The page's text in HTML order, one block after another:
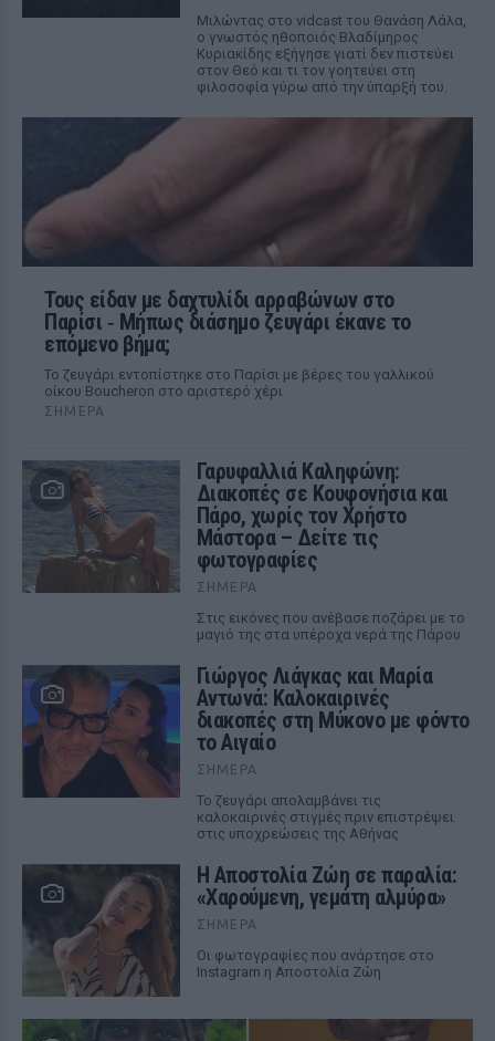
Μιλώντας στο vidcast του Θανάση Λάλα,
ο γνωστός ηθοποιός Βλαδίμηρος
Κυριακίδης εξήγησε γιατί δεν πιστεύει
στον Θεό και τι τον γοητεύει στη
φιλοσοφία γύρω από την ύπαρξή του.
Τους είδαν με δαχτυλίδι αρραβώνων στο
Παρίσι ‑ Μήπως διάσημο ζευγάρι έκανε το
επόμενο βήμα;
Το ζευγάρι εντοπίστηκε στο Παρίσι με βέρες του γαλλικού
οίκου Boucheron στο αριστερό χέρι
ΣΉΜΕΡΑ
Γαρυφαλλιά Καληφώνη:
Διακοπές σε Κουφονήσια και
Πάρο, χωρίς τον Χρήστο
Μάστορα – Δείτε τις
φωτογραφίες
ΣΉΜΕΡΑ
Στις εικόνες που ανέβασε ποζάρει με το
μαγιό της στα υπέροχα νερά της Πάρου
Γιώργος Λιάγκας και Μαρία
Αντωνά: Καλοκαιρινές
διακοπές στη Μύκονο με φόντο
το Αιγαίο
ΣΉΜΕΡΑ
Το ζευγάρι απολαμβάνει τις
καλοκαιρινές στιγμές πριν επιστρέψει
στις υποχρεώσεις της Αθήνας
Η Αποστολία Ζώη σε παραλία:
«Χαρούμενη, γεμάτη αλμύρα»
ΣΉΜΕΡΑ
Οι φωτογραφίες που ανάρτησε στο
Instagram η Αποστολία Ζώη